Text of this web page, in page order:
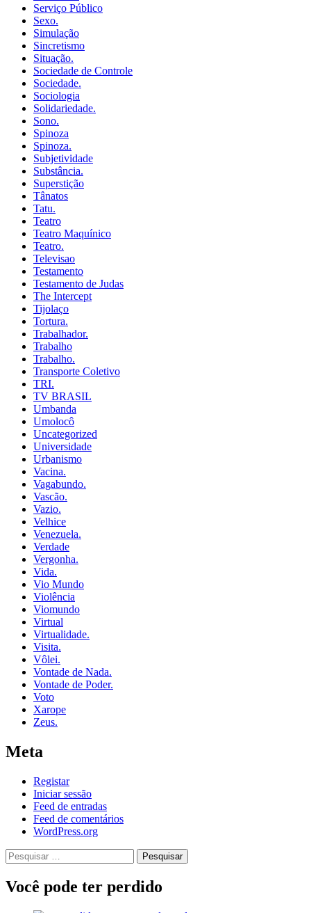
Serviço Público
Sexo.
Simulação
Sincretismo
Situação.
Sociedade de Controle
Sociedade.
Sociologia
Solidariedade.
Sono.
Spinoza
Spinoza.
Subjetividade
Substância.
Superstição
Tânatos
Tatu.
Teatro
Teatro Maquínico
Teatro.
Televisao
Testamento
Testamento de Judas
The Intercept
Tijolaço
Tortura.
Trabalhador.
Trabalho
Trabalho.
Transporte Coletivo
TRI.
TV BRASIL
Umbanda
Umolocô
Uncategorized
Universidade
Urbanismo
Vacina.
Vagabundo.
Vascão.
Vazio.
Velhice
Venezuela.
Verdade
Vergonha.
Vida.
Vio Mundo
Violência
Viomundo
Virtual
Virtualidade.
Visita.
Vôlei.
Vontade de Nada.
Vontade de Poder.
Voto
Xarope
Zeus.
Meta
Registar
Iniciar sessão
Feed de entradas
Feed de comentários
WordPress.org
Pesquisar
por:
Você pode ter perdido